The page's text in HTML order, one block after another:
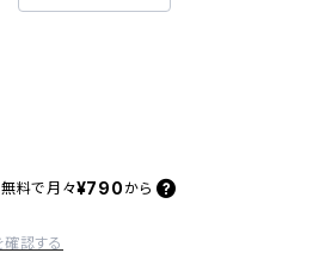
料で月々¥790 から
認する